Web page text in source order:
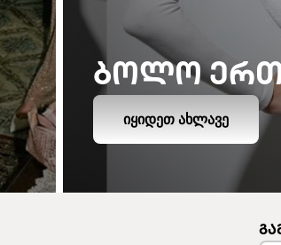
ᲑᲝᲚᲝ
ᲘᲧᲘᲓᲔᲗ ᲐᲮᲚᲐᲕᲔ